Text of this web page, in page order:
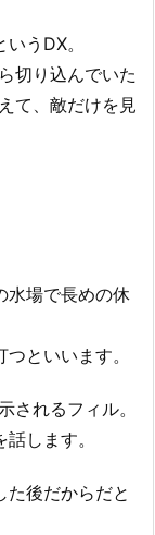
うDX。
切り込んでいた
て、敵だけを見
水場で長めの休
といいます。
されるフィル。
します。
た後だからだと